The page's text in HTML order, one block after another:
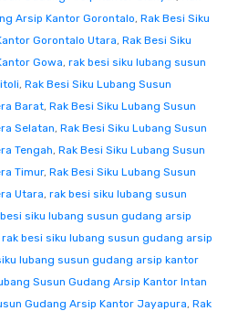
Arsip Kantor Gorontalo, Rak Besi Siku
Gorontalo Utara, Rak Besi Siku
Gowa, rak besi siku lubang susun
, Rak Besi Siku Lubang Susun
Barat, Rak Besi Siku Lubang Susun
Selatan, Rak Besi Siku Lubang Susun
Tengah, Rak Besi Siku Lubang Susun
Timur, Rak Besi Siku Lubang Susun
Utara, rak besi siku lubang susun
siku lubang susun gudang arsip
rak besi siku lubang susun gudang arsip
lubang susun gudang arsip kantor
Susun Gudang Arsip Kantor Intan
Gudang Arsip Kantor Jayapura, Rak